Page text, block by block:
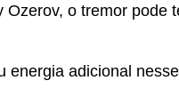
o tremor pode
energia adicional